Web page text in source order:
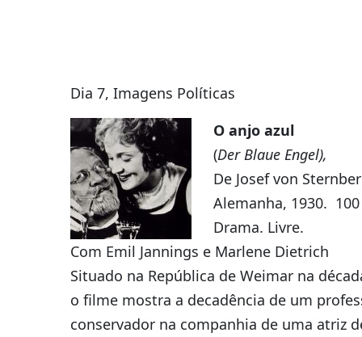
Dia 7, Imagens Políticas
O anjo azul
(Der Blaue Engel),
De Josef von
Alemanha, 1930.
Drama. Livre.
Com Emil Jannings e Marlene Dietrich
Situado na República de Weimar na
o filme mostra a decadência de um
conservador na companhia de uma atriz